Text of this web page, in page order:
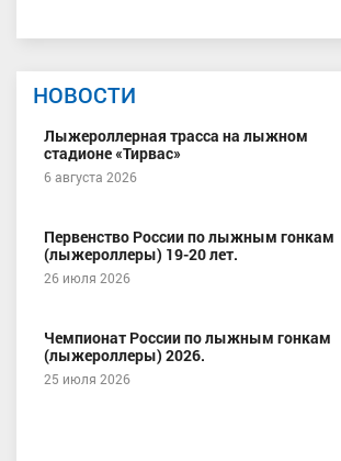
НОВОСТИ
Лыжероллерная трасса на лыжном
стадионе «Тирвас»
6 августа 2026
Первенство России по лыжным гонкам
(лыжероллеры) 19-20 лет.
26 июля 2026
Чемпионат России по лыжным гонкам
(лыжероллеры) 2026.
25 июля 2026